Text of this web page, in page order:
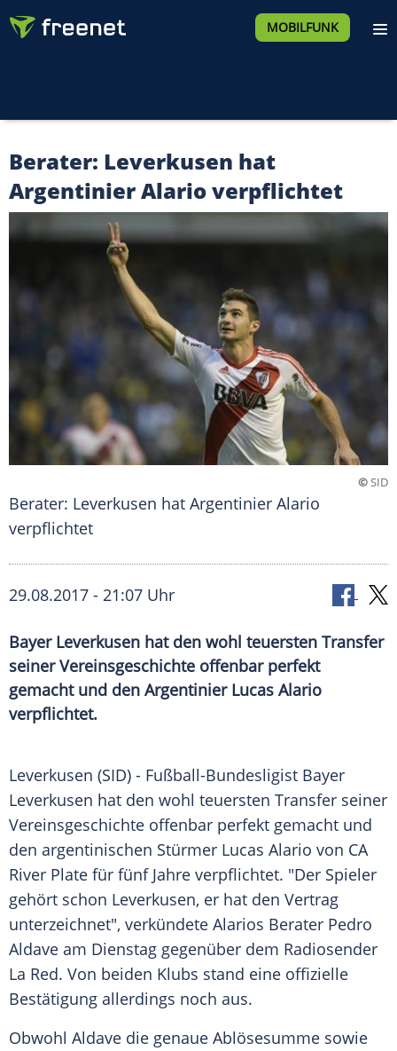
MOBILFUNK
Berater: Leverkusen hat
Argentinier Alario verpflichtet
©SID
Berater: Leverkusen hat Argentinier Alario
verpflichtet
29.08.2017 - 21:07 Uhr
Bayer Leverkusen hat den wohl teuersten Transfer
seiner Vereinsgeschichte offenbar perfekt
gemacht und den Argentinier Lucas Alario
verpflichtet.
Leverkusen (SID) - Fußball-Bundesligist Bayer
Leverkusen hat den wohl teuersten Transfer seiner
Vereinsgeschichte offenbar perfekt gemacht und
den argentinischen Stürmer Lucas Alario von CA
River Plate für fünf Jahre verpflichtet. "Der Spieler
gehört schon Leverkusen, er hat den Vertrag
unterzeichnet", verkündete Alarios Berater Pedro
Aldave am Dienstag gegenüber dem Radiosender
La Red. Von beiden Klubs stand eine offizielle
Bestätigung allerdings noch aus.
Obwohl Aldave die genaue Ablösesumme sowie